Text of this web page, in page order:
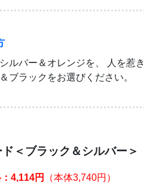
ルバー＆オレンジを、 人を惹き
ブラックをお選びください。
＜ブラック＆シルバー＞
4,114円
（本体3,740円）